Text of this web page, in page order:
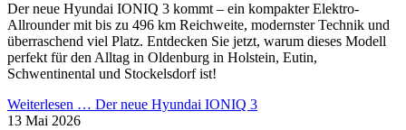
Der neue Hyundai IONIQ 3 kommt – ein kompakter Elektro-
Allrounder mit bis zu 496 km Reichweite, modernster Technik und
überraschend viel Platz. Entdecken Sie jetzt, warum dieses Modell
perfekt für den Alltag in Oldenburg in Holstein, Eutin,
Schwentinental und Stockelsdorf ist!
Weiterlesen … Der neue Hyundai IONIQ 3
13 Mai 2026